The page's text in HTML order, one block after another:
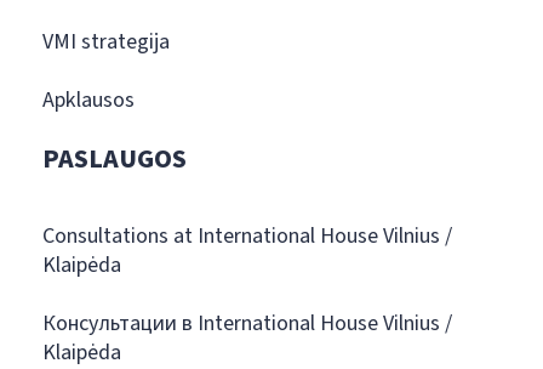
VMI strategija
Apklausos
PASLAUGOS
Consultations at International House Vilnius /
Klaipėda
Консультации в International House Vilnius /
Klaipėda